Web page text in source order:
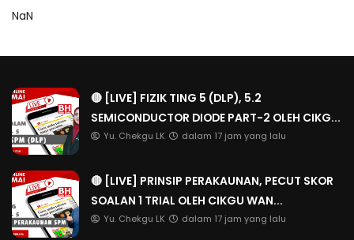
NaN
🔴 [LIVE] FIZIK TING 5 (DLP), 5.2
SEMICONDUCTOR DIODE PART-2 OLEH CIKG...
Yu. Chekgu LK dalam 17 jam yang lalu
🔴 [LIVE] PRINSIP PERAKAUNAN, PECUT SKOR
SOALAN 1 TRIAL OLEH CIKGU WAN...
Yu. Chekgu LK dalam 17 jam yang lalu